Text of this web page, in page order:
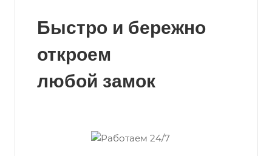
Быстро и бережно
откроем
любой замок